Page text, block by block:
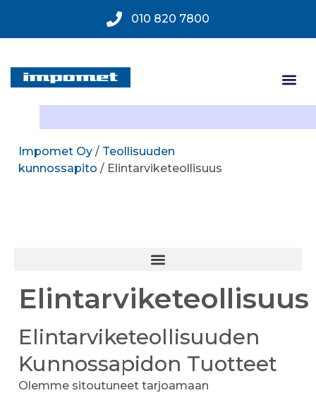
010 820 7800
Impomet Oy / Teollisuuden
kunnossapito / Elintarviketeollisuus
Elintarviketeollisuus
Elintarviketeollisuuden
Kunnossapidon Tuotteet
Olemme sitoutuneet tarjoamaan